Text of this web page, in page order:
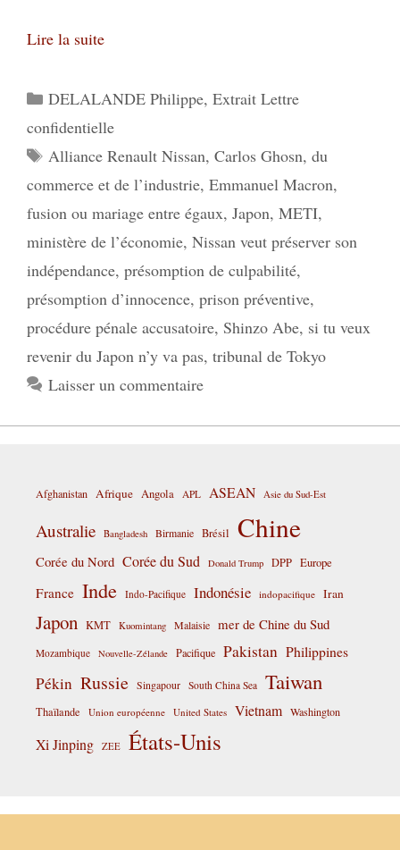
Lire la suite
Catégories
DELALANDE Philippe, Extrait Lettre
confidentielle
Étiquettes
Alliance Renault Nissan, Carlos Ghosn, du
commerce et de l’industrie, Emmanuel Macron,
fusion ou mariage entre égaux, Japon, METI,
ministère de l’économie, Nissan veut préserver son
indépendance, présomption de culpabilité,
présomption d’innocence, prison préventive,
procédure pénale accusatoire, Shinzo Abe, si tu veux
revenir du Japon n’y va pas, tribunal de Tokyo
Laisser un commentaire
Afghanistan Afrique Angola APL ASEAN Asie du Sud-Est
Australie Bangladesh Birmanie Brésil Chine
Corée du Nord Corée du Sud Donald Trump DPP Europe
France Inde Indo-Pacifique Indonésie indopacifique Iran
Japon KMT Kuomintang Malaisie mer de Chine du Sud
Mozambique Nouvelle-Zélande Pacifique Pakistan Philippines
Pékin Russie Singapour South China Sea Taiwan
Thaïlande Union européenne United States Vietnam Washington
Xi Jinping ZEE États-Unis